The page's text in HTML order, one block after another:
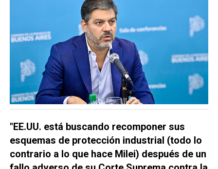
"EE.UU. está buscando recomponer sus
esquemas de protección industrial (todo lo
contrario a lo que hace Milei) después de un